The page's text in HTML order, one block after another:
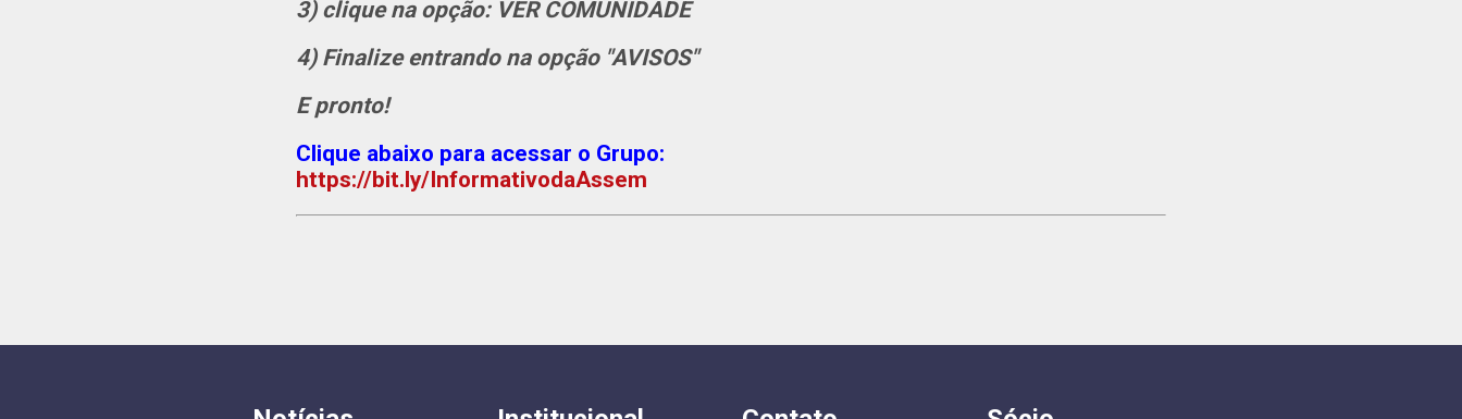
3) clique na opção: VER COMUNIDADE
4) Finalize entrando na opção "AVISOS"
E pronto!
Clique abaixo para acessar o Grupo:
https://bit.ly/InformativodaAssem